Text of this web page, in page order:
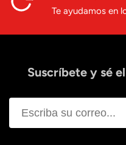
Te ayudamos en
Suscríbete y sé